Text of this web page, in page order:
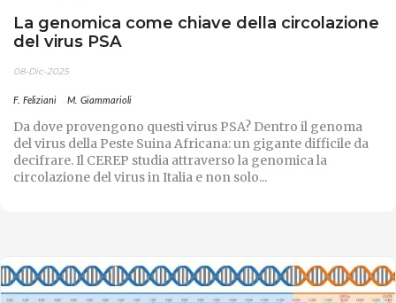
La genomica come chiave della circolazione
del virus PSA
08-Dic-2025
F. Feliziani M. Giammarioli
Da dove provengono questi virus PSA? Dentro il genoma
del virus della Peste Suina Africana: un gigante difficile da
decifrare. Il CEREP studia attraverso la genomica la
circolazione del virus in Italia e non solo...